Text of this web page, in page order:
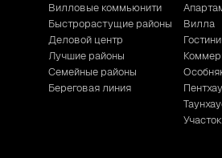
Вилловые коммьюнити
Быстрорастущие районы
Деловой центр
Лучшие районы
Семейные районы
Береговая линия
Вилла